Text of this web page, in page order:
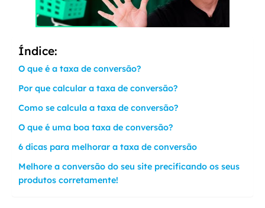
Índice:
O que é a taxa de conversão?
Por que calcular a taxa de conversão?
Como se calcula a taxa de conversão?
O que é uma boa taxa de conversão?
6 dicas para melhorar a taxa de conversão
Melhore a conversão do seu site precificando os seus
produtos corretamente!